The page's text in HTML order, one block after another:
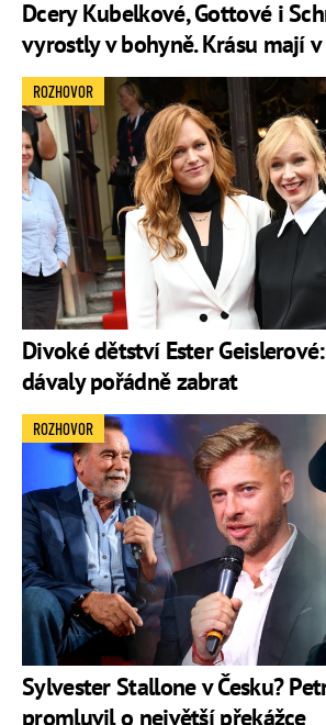
Dcery Kubelkové, Gottové i
vyrostly v bohyně. Krásu mají
Divoké dětství Ester
dávaly pořádně zabrat
ROZHOVOR
Sylvester Stallone v Česku?
promluvil o největší překážce
ROZHOVOR